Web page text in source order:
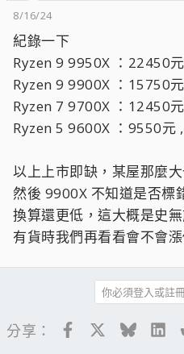
8/16/24
紀錄一下
Ryzen 9 9950X ：22450
Ryzen 9 9900X ：15750
Ryzen 7 9700X ：12450
Ryzen 5 9600X ：9550元
以上上市即缺，某屋那麼
然後 9900X 不知道是否標
換算還更低，這大概是史
有貨時我們再看看會不會
你必須登入或註
分享： Facebook